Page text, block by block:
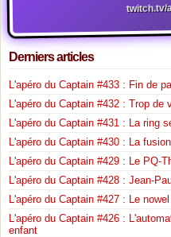
twitch.tv/
Derniers articles
L'apéro du Captain #433 : Fin de
L'apéro du Captain #432 : Trop de
L'apéro du Captain #431 : La ring
L'apéro du Captain #430 : La
L'apéro du Captain #429 : Le PQ-
L'apéro du Captain #428 : Jean-
L'apéro du Captain #427 : Le
L'apéro du Captain #426 :
enfant